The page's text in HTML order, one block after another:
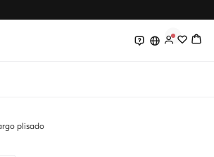
0
plisado